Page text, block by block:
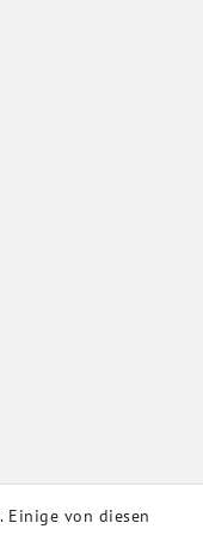
Einige von diesen